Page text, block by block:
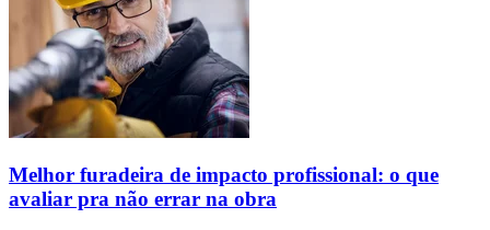
Melhor furadeira de impacto profissional: o que
avaliar pra não errar na obra